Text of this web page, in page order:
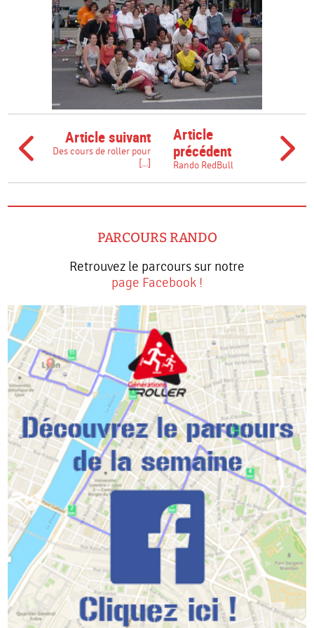
Article suivant
Des cours de roller pour
[...]
Article
précédent
Rando RedBull
PARCOURS RANDO
Retrouvez le parcours sur notre
page Facebook !